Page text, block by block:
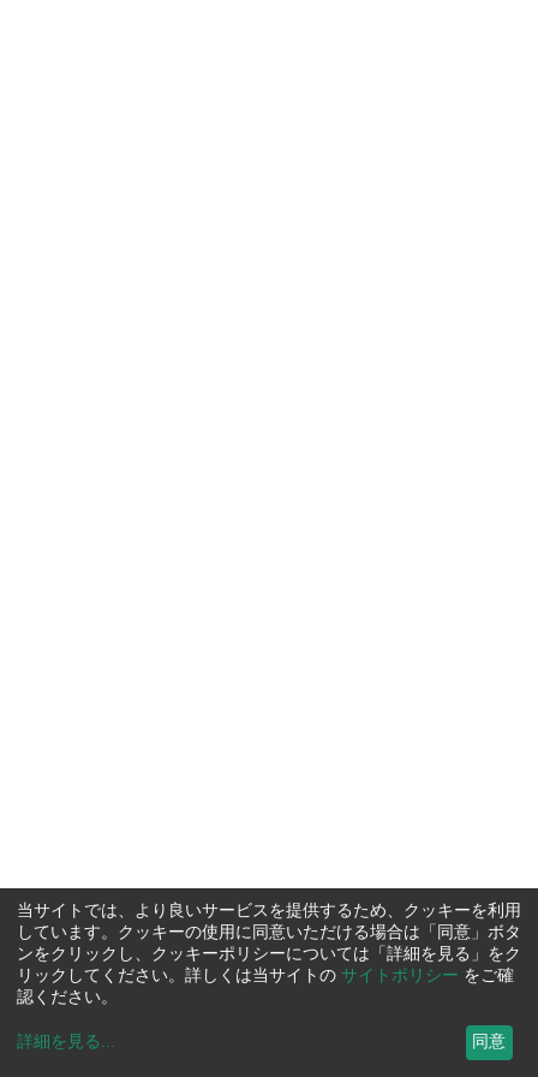
当サイトでは、より良いサービスを提供するため、クッキーを利用
しています。クッキーの使用に同意いただける場合は「同意」ボタ
ンをクリックし、クッキーポリシーについては「詳細を見る」をク
リックしてください。詳しくは当サイトの サイトポリシー をご確
認ください。
詳細を見る ... 同意